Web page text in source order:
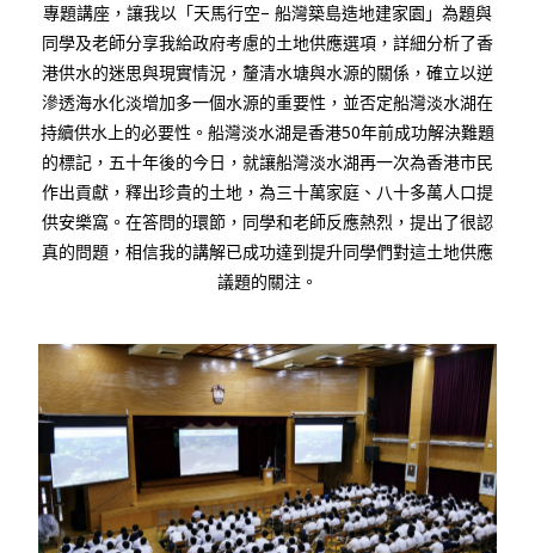
專題講座，讓我以「天馬行空– 船灣築島造地建家園」為題與
同學及老師分享我給政府考慮的土地供應選項，詳細分析了香
港供水的迷思與現實情況，釐清水塘與水源的關係，確立以逆
滲透海水化淡增加多一個水源的重要性，並否定船灣淡水湖在
持續供水上的必要性。船灣淡水湖是香港50年前成功解決難題
的標記，五十年後的今日，就讓船灣淡水湖再一次為香港市民
作出貢獻，釋出珍貴的土地，為三十萬家庭、八十多萬人口提
供安樂窩。在答問的環節，同學和老師反應熱烈，提出了很認
真的問題，相信我的講解已成功達到提升同學們對這土地供應
議題的關注。